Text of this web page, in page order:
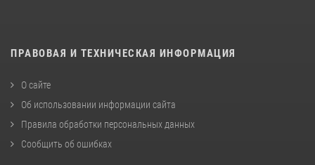
ПРАВОВАЯ И ТЕХНИЧЕСКАЯ ИНФОРМАЦИЯ
О сайте
Об использовании информации сайта
Правила обработки персональных данных
Сообщить об ошибках